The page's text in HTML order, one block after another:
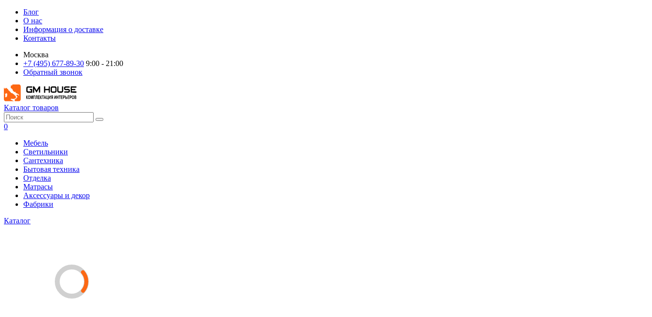
Блог
О нас
Информация о доставке
Контакты
Москва
+7 (495) 677-89-30 9:00 - 21:00
Обратный звонок
Каталог товаров
0
Мебель
Светильники
Сантехника
Бытовая техника
Отделка
Матрасы
Аксессуары и декор
Фабрики
Каталог